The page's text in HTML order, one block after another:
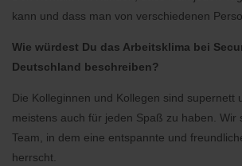
kann und dass man von verschiedenen
Wie würdest Du das Arbeitsklima bei
Deutschland beschreiben?
Die Kolleginnen und Kollegen sind supernett
meistens auch für jeden Spaß zu haben. Wir
Team, in dem eine entspannte und
herrscht.